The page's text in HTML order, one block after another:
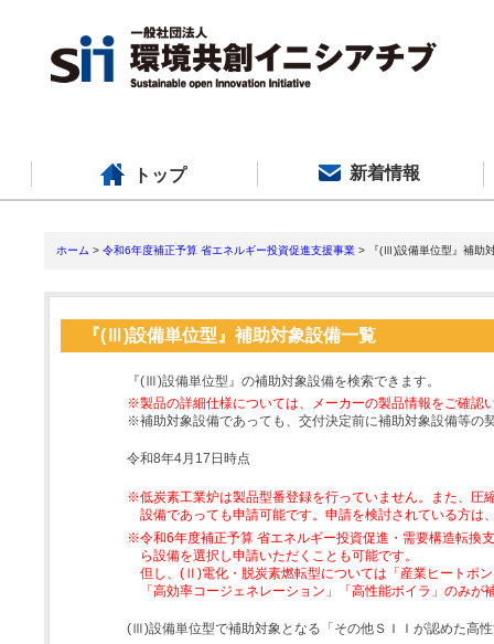
トップ 新着情報
ホーム > 令和6年度補正予算 省エネルギー投資促進支援事業 > 『(Ⅲ)設備単位型』補助
『(Ⅲ)設備単位型』補助対象設備一覧
『(Ⅲ)設備単位型』の補助対象設備を検索できます。
※製品の詳細仕様については、メーカーの製品情報をご確認
※補助対象設備であっても、交付決定前に補助対象設備等の
令和8年4月17日時点
※低炭素工業炉は製品型番登録を行っていません。また、圧
設備であっても申請可能です。申請を検討されている方は
※令和6年度補正予算 省エネルギー投資促進・需要構造転
ら設備を選択し申請いただくことも可能です。
但し、(Ⅱ)電化・脱炭素燃転型については「産業ヒートポ
「高効率コージェネレーション」「高性能ボイラ」のみが
(Ⅲ)設備単位型で補助対象となる「その他ＳＩＩが認めた高